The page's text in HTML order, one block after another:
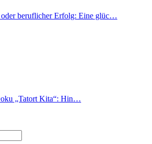
beruflicher Erfolg: Eine glüc…
„Tatort Kita“: Hin…